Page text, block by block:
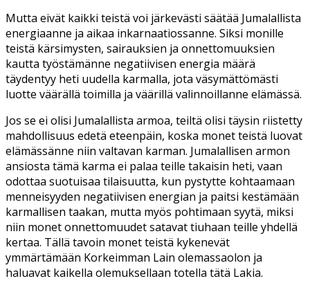
Mutta eivät kaikki teistä voi järkevästi säätää Jumalallista
energiaanne ja aikaa inkarnaatiossanne. Siksi monille
teistä kärsimysten, sairauksien ja onnettomuuksien
kautta työstämänne negatiivisen energia määrä
täydentyy heti uudella karmalla, jota väsymättömästi
luotte väärällä toimilla ja väärillä valinnoillanne elämässä.
Jos se ei olisi Jumalallista armoa, teiltä olisi täysin riistetty
mahdollisuus edetä eteenpäin, koska monet teistä luovat
elämässänne niin valtavan karman. Jumalallisen armon
ansiosta tämä karma ei palaa teille takaisin heti, vaan
odottaa suotuisaa tilaisuutta, kun pystytte kohtaamaan
menneisyyden negatiivisen energian ja paitsi kestämään
karmallisen taakan, mutta myös pohtimaan syytä, miksi
niin monet onnettomuudet satavat tiuhaan teille yhdellä
kertaa. Tällä tavoin monet teistä kykenevät
ymmärtämään Korkeimman Lain olemassaolon ja
haluavat kaikella olemuksellaan totella tätä Lakia.